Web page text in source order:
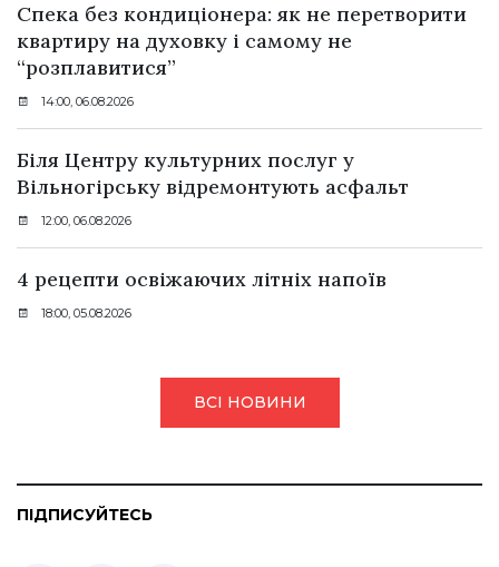
Спека без кондиціонера: як не перетворити
квартиру на духовку і самому не
“розплавитися”
14:00, 06.08.2026
Біля Центру культурних послуг у
Вільногірську відремонтують асфальт
12:00, 06.08.2026
4 рецепти освіжаючих літніх напоїв
18:00, 05.08.2026
ВСІ НОВИНИ
ПІДПИСУЙТЕСЬ